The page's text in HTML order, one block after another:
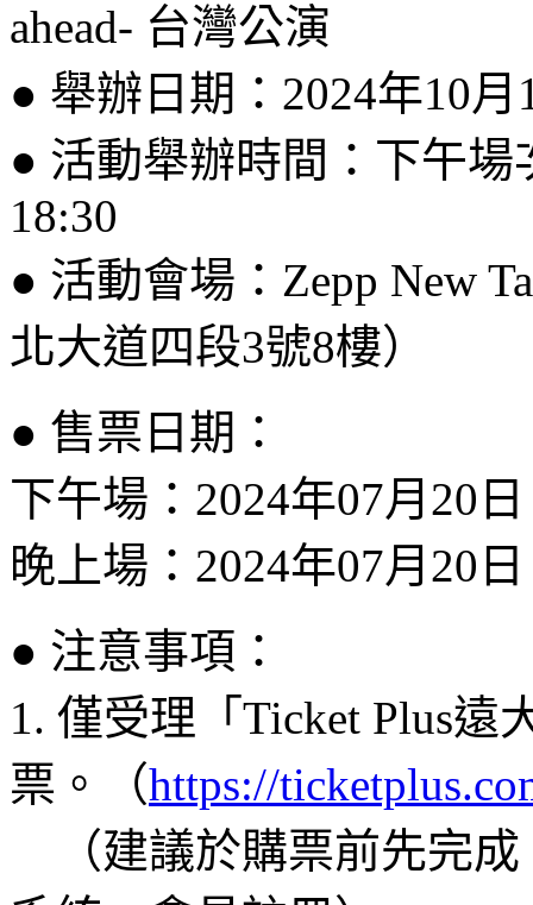
ahead- 台灣公演
● 舉辦日期：2024年10
● 活動舉辦時間：下午
18:30
● 活動會場：Zepp New
北大道四段3號8樓）
● 售票日期：
下午場：2024年07月20
晚上場：2024年07月20
● 注意事項：
1. 僅受理「Ticket Plus遠
票。（https://
（建議於購票前先完